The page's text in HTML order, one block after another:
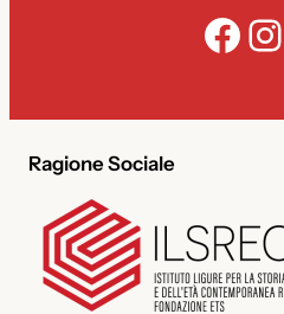
Facebook Instagram
Ragione Sociale